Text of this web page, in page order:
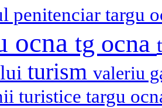
penitenciar targu
ocna tg ocna
turism valeriu
turistice targu